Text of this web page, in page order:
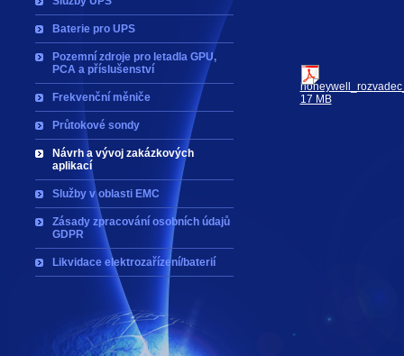
Baterie pro UPS
Pozemní zdroje pro letadla GPU,
PCA a příslušenství
Frekvenční měniče
Průtokové sondy
Návrh a vývoj zakázkových
aplikací
Služby v oblasti EMC
Zásady zpracování osobních údajů
GDPR
Likvidace elektrozařízení/baterií
17 MB